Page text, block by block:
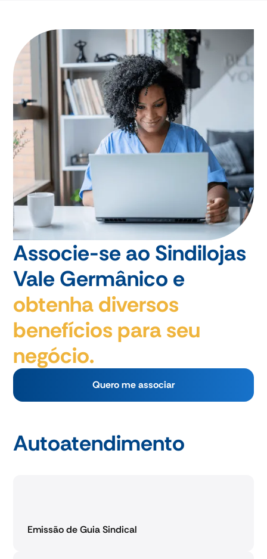
Associe-se ao Sindilojas
Vale Germânico e
obtenha diversos
benefícios para seu
negócio.
Quero me associar
Autoatendimento
Emissão de Guia Sindical